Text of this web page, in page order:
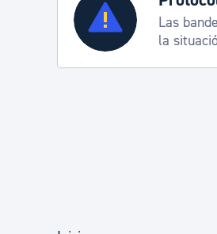
Padrón y asuntos
8-15